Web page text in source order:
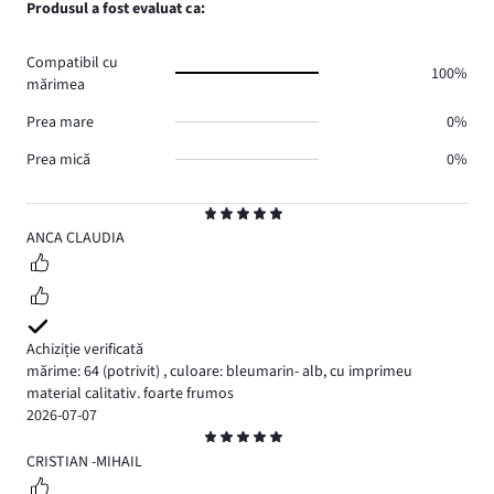
5
ANCA CLAUDIA
Achiziție verificată
mărime: 64 (potrivit) ,culoare: bleumarin- alb, cu imprimeu
material calitativ. foarte frumos
2026-07-07
5
CRISTIAN -MIHAIL
Produsul a fost evaluat ca:
Compatibil cu
mărimea
100%
Prea mare
0%
Prea mică
0%